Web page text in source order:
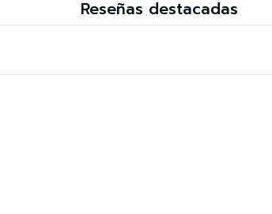
Reseñas destacadas